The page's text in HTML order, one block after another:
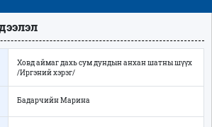
Ховд аймаг дахь сум дундын анхан шатны шүүх
/Иргэний хэрэг/
Бадарчийн Марина